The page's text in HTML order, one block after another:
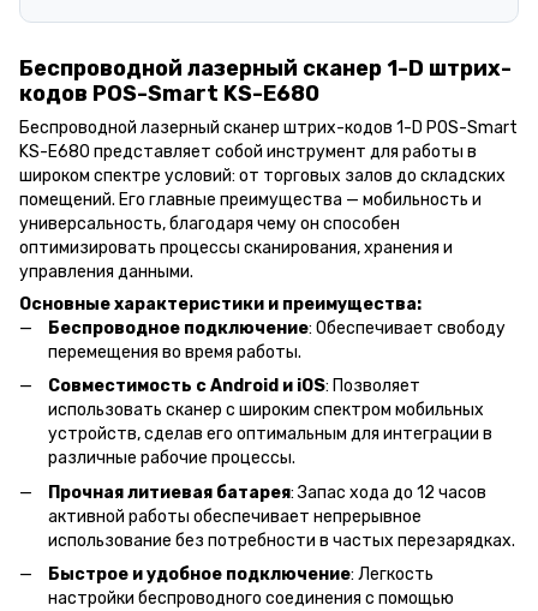
Беспроводной лазерный сканер 1-D штрих-
кодов POS-Smart KS-E680
Беспроводной лазерный сканер штрих-кодов 1-D POS-Smart
KS-E680 представляет собой инструмент для работы в
широком спектре условий: от торговых залов до складских
помещений. Его главные преимущества — мобильность и
универсальность, благодаря чему он способен
оптимизировать процессы сканирования, хранения и
управления данными.
Основные характеристики и преимущества:
Беспроводное подключение: Обеспечивает свободу
перемещения во время работы.
Совместимость с Android и iOS: Позволяет
использовать сканер с широким спектром мобильных
устройств, сделав его оптимальным для интеграции в
различные рабочие процессы.
Прочная литиевая батарея: Запас хода до 12 часов
активной работы обеспечивает непрерывное
использование без потребности в частых перезарядках.
Быстрое и удобное подключение: Легкость
настройки беспроводного соединения с помощью